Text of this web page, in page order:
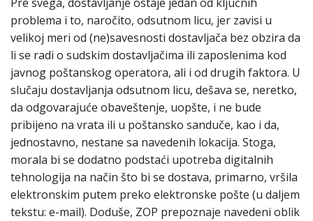
problema i to, naročito, odsutnom licu, jer zavisi u
velikoj meri od (ne)savesnosti dostavljača bez obzira da
li se radi o sudskim dostavljačima ili zaposlenima kod
javnog poštanskog operatora, ali i od drugih faktora. U
slučaju dostavljanja odsutnom licu, dešava se, neretko,
da odgovarajuće obaveštenje, uopšte, i ne bude
pribijeno na vrata ili u poštansko sanduče, kao i da,
jednostavno, nestane sa navedenih lokacija. Stoga,
morala bi se dodatno podstaći upotreba digitalnih
tehnologija na način što bi se dostava, primarno, vršila
elektronskim putem preko elektronske pošte (u daljem
tekstu: e-mail). Doduše, ZOP prepoznaje navedeni oblik